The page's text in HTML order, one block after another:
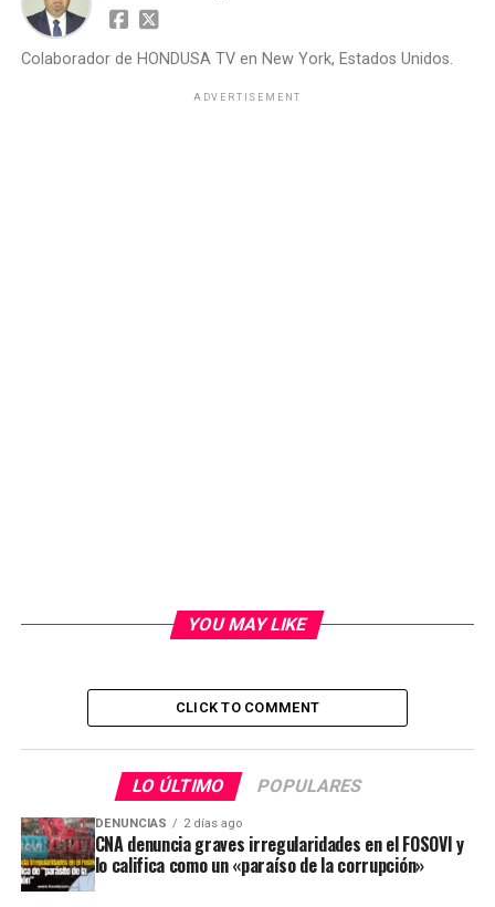
Colaborador de HONDUSA TV en New York, Estados Unidos.
ADVERTISEMENT
YOU MAY LIKE
CLICK TO COMMENT
LO ÚLTIMO POPULARES
DENUNCIAS 2 días ago
CNA denuncia graves irregularidades en el FOSOVI y
lo califica como un «paraíso de la corrupción»